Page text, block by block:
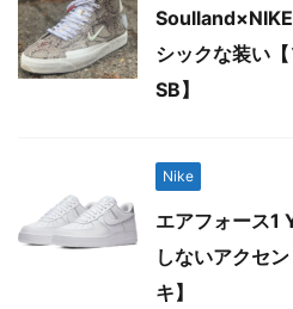
シックな装い
SB】
Nike
エアフォース1
しないアクセ
キ】